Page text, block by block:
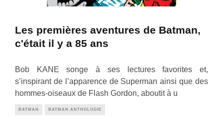
Les premières aventures de Batman,
c'était il y a 85 ans
Bob KANE songe à ses lectures favorites et,
s’inspirant de l’apparence de Superman ainsi que des
hommes-oiseaux de Flash Gordon, aboutit à u
BATMAN BATMAN ANTHOLOGIE